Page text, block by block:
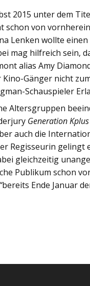
2015 unter dem
schon von
Lenken wollte
mag hilfreich sein,
alias Amy
Kino-Gänger nicht
Schauspieler
Altersgruppen
Generation Kplus
auch die
Regisseurin
gleichzeitig
Publikum schon
bereits Ende Januar